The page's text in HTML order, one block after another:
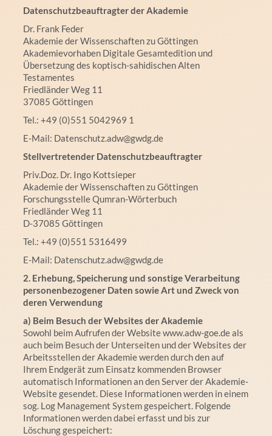
Datenschutzbeauftragter der Akademie
Dr. Frank Feder
Akademie der Wissenschaften zu Göttingen
Akademievorhaben Digitale Gesamtedition und
Übersetzung des koptisch-sahidischen Alten
Testamentes
Friedländer Weg 11
37085 Göttingen
Tel.: +49 (0)551 5042969 1
E-Mail: Datenschutz.adw@gwdg.de
Stellvertretender Datenschutzbeauftragter
Priv.Doz. Dr. Ingo Kottsieper
Akademie der Wissenschaften zu Göttingen
Forschungsstelle Qumran-Wörterbuch
Friedländer Weg 11
D-37085 Göttingen
Tel.: +49 (0)551 5316499
E-Mail: Datenschutz.adw@gwdg.de
2. Erhebung, Speicherung und sonstige Verarbeitung
personenbezogener Daten sowie Art und Zweck von
deren Verwendung
a) Beim Besuch der Websites der Akademie
Sowohl beim Aufrufen der Website www.adw-goe.de als
auch beim Besuch der Unterseiten und der Websites der
Arbeitsstellen der Akademie werden durch den auf
Ihrem Endgerät zum Einsatz kommenden Browser
automatisch Informationen an den Server der Akademie-
Website gesendet. Diese Informationen werden in einem
sog. Log Management System gespeichert. Folgende
Informationen werden dabei erfasst und bis zur
Löschung gespeichert: